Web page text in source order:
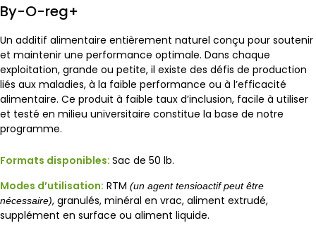
By-O-reg+
Un additif alimentaire entièrement naturel conçu pour soutenir
et maintenir une performance optimale. Dans chaque
exploitation, grande ou petite, il existe des défis de production
liés aux maladies, à la faible performance ou à l’efficacité
alimentaire. Ce produit à faible taux d’inclusion, facile à utiliser
et testé en milieu universitaire constitue la base de notre
programme.
Formats disponibles: Sac de 50 lb.
Modes d’utilisation: RTM (un agent tensioactif peut être
nécessaire), granulés, minéral en vrac, aliment extrudé,
supplément en surface ou aliment liquide.